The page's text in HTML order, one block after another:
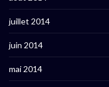
juillet 2014
juin 2014
mai 2014